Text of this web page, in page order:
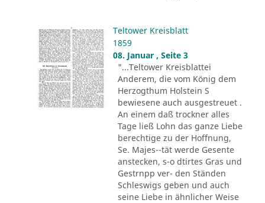
Teltower Kreisblatt
1859
08. Januar , Seite 3
"...Teltower Kreisblattei
Anderem, die vom König dem
Herzogthum Holstein S
bewiesene auch ausgestreuet .
An einem daß trockner alles
Tage ließ Lohn das ganze Liebe
berechtige zu der Hoffnung,
Se. Majes--tät werde Gesente
anstecken, s-o dtirtes Gras und
Gestrnpp ver- den Ständen
Schleswigs geben und auch
seine Liebe in ähnlicher Weise